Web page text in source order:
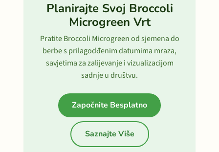
Planirajte Svoj Broccoli
Microgreen Vrt
Pratite Broccoli Microgreen od sjemena do
berbe s prilagodđenim datumima mraza,
savjetima za zalijevanje i vizualizacijom
sadnje u društvu.
Započnite Besplatno
Saznajte Više